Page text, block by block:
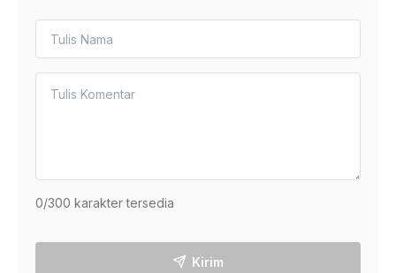
0/300 karakter tersedia
Kirim